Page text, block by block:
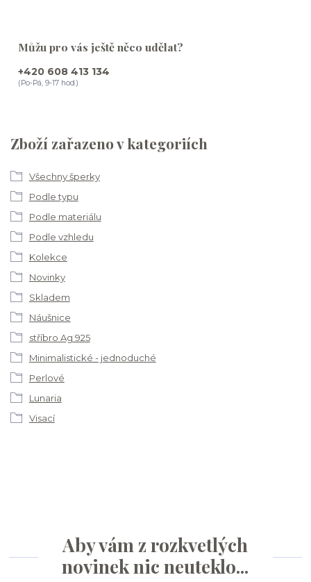
Zboží zařazeno v kategoriích
Všechny šperky
Podle typu
Podle materiálu
Podle vzhledu
Kolekce
Novinky
Skladem
Náušnice
stříbro Ag 925
Minimalistické - jednoduché
Perlové
Lunaria
Visací
Můžu pro vás ještě něco udělat?
+420 608 413 134
(Po-Pá, 9-17 hod.)
Aby vám z rozkvetlých
novinek nic neuteklo...